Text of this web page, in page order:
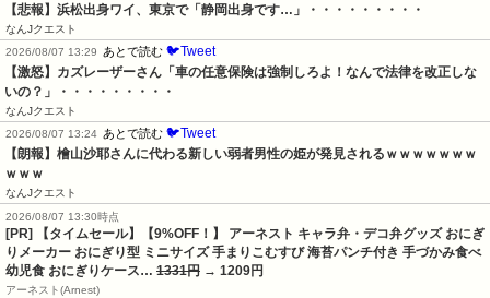
【悲報】浜松出身ワイ、東京で「静岡出身です…」・・・・・・・・・
なんJクエスト
2026/08/07 13:29
あとで読む 🐦Tweet
【激怒】カズレーザーさん「車の任意保険は強制しろよ！なんで法律を改正しな
いの？」・・・・・・・・・
なんJクエスト
2026/08/07 13:24 あとで読む 🐦Tweet
【朗報】檜山沙耶さんに代わる新しい弱者男性の姫が発見されるｗｗｗｗｗｗｗ
ｗｗｗ
なんJクエスト
2026/08/07 13:30時点
[PR] 【タイムセール】【9%OFF！】 アーネスト キャラ弁・デコ弁グッズ おにぎ
りメーカー おにぎり型 ミニサイズ 手まりこむすび 海苔パンチ付き 手づかみ食べ
幼児食 おにぎりケース… 1331円 → 1209円
アーネスト(Arnest)